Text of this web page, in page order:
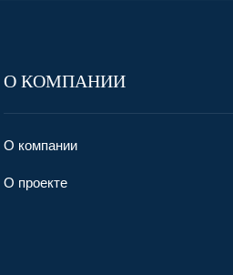
О КОМПАНИИ
О компании
О проекте